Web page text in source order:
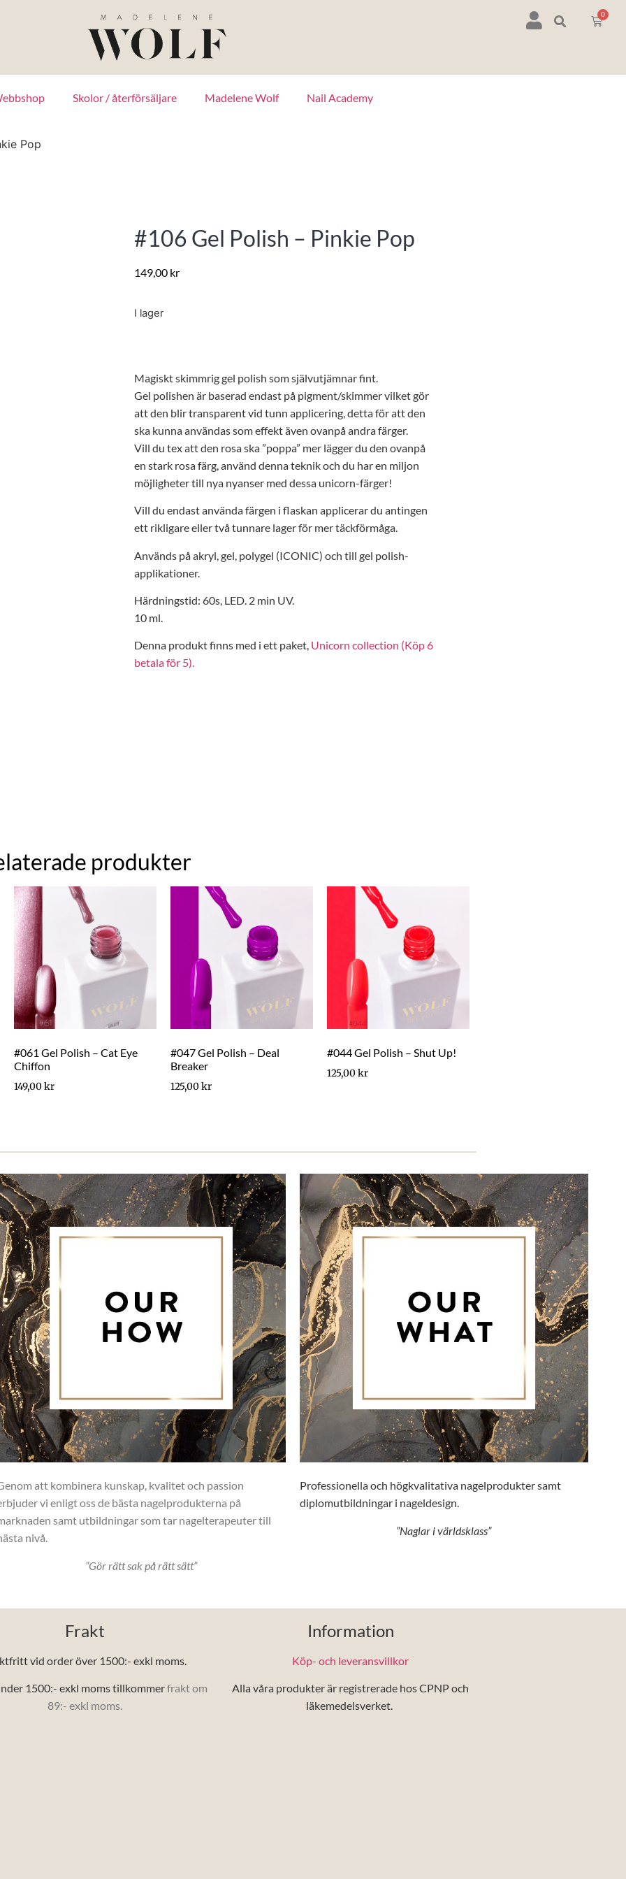
0
Skolor / återförsäljare Madelene Wolf Nail Academy
Pop
#106 Gel Polish – Pinkie Pop
149,00 kr
I lager
Magiskt skimmrig gel polish som självutjämnar fint.
Gel polishen är baserad endast på pigment/skimmer vilket gör
att den blir transparent vid tunn applicering, detta för att den
ska kunna användas som effekt även ovanpå andra färger.
Vill du tex att den rosa ska ”poppa” mer lägger du den ovanpå
en stark rosa färg, använd denna teknik och du har en miljon
möjligheter till nya nyanser med dessa unicorn-färger!
Vill du endast använda färgen i flaskan applicerar du antingen
ett rikligare eller två tunnare lager för mer täckförmåga.
Används på akryl, gel, polygel (ICONIC) och till gel polish-
applikationer.
Härdningstid: 60s, LED. 2 min UV.
10 ml.
Denna produkt finns med i ett paket, Unicorn collection (Köp 6
betala för 5).
produkter
#061 Gel Polish – Cat Eye
Chiffon
149,00kr
#047 Gel Polish – Deal
Breaker
125,00kr
#044 Gel Polish – Shut Up!
125,00kr
att kombinera kunskap, kvalitet och passion
vi enligt oss de bästa nagelprodukterna på
samt utbildningar som tar nagelterapeuter till
nivå.
”Gör rätt sak på rätt sätt”
Professionella och högkvalitativa nagelprodukter samt
diplomutbildningar i nageldesign.
”Naglar i världsklass”
Frakt
vid order över 1500:- exkl moms.
1500:- exkl moms tillkommerfrakt om
89:- exkl moms.
Information
Köp- och leveransvillkor
Alla våra produkter är registrerade hos CPNP och
läkemedelsverket.